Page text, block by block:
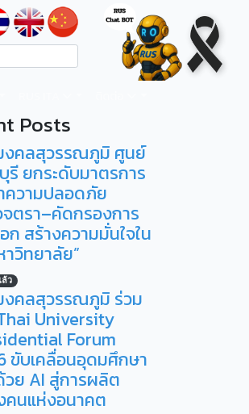
Posts
งคลสุวรรณภูมิ ศูนย์
รี ยกระดับมาตรการ
ความปลอดภัย
จตรา–คัดกรองการ
ก สร้างความมั่นใจใน
วิทยาลัย”
ว
งคลสุวรรณภูมิ ร่วม
University
Forum
ขับเคลื่อนอุดมศึกษา
วย AI สู่การผลิต
คนแห่งอนาคต